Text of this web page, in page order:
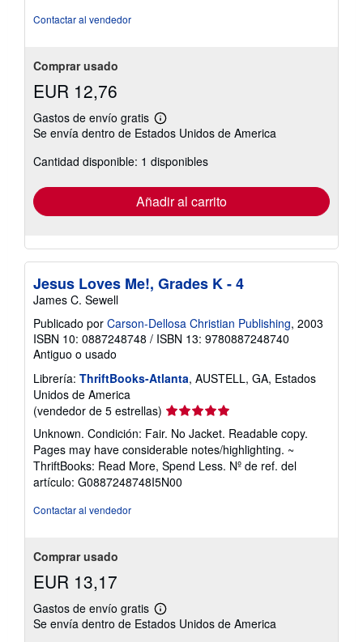
Contactar al vendedor
Comprar usado
EUR 12,76
Gastos de envío gratis
Más
información
las
tarifas
envío
Se envía dentro de Estados Unidos de America
Cantidad disponible: 1 disponibles
Añadir al carrito
Jesus Loves Me!, Grades K - 4
James C. Sewell
Publicado por Carson-Dellosa Christian Publishing, 2003
ISBN 10: 0887248748 / ISBN 13: 9780887248740
Antiguo o usado
Librería: ThriftBooks-Atlanta, AUSTELL, GA, Estados
Unidos de America
(vendedor de 5 estrellas) Calificación
del
vendedor:
5
de
5
Unknown. Condición: Fair. No Jacket. Readable copy.
Pages may have considerable notes/highlighting. ~
ThriftBooks: Read More, Spend Less. Nº de ref. del
artículo: G0887248748I5N00
Contactar al vendedor
Comprar usado
EUR 13,17
Gastos de envío gratis
Más
información
Se envía dentro de Estados Unidos de America